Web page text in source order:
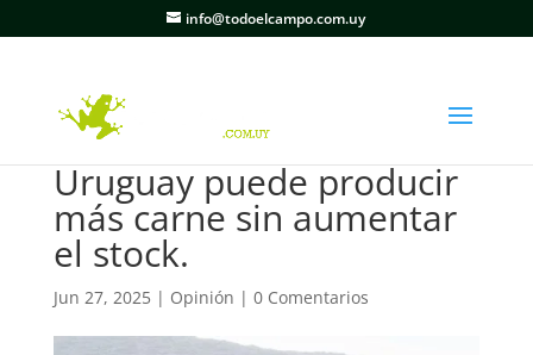
info@todoelcampo.com.uy
Uruguay puede producir
más carne sin aumentar
el stock.
Jun 27, 2025| Opinión | 0 Comentarios